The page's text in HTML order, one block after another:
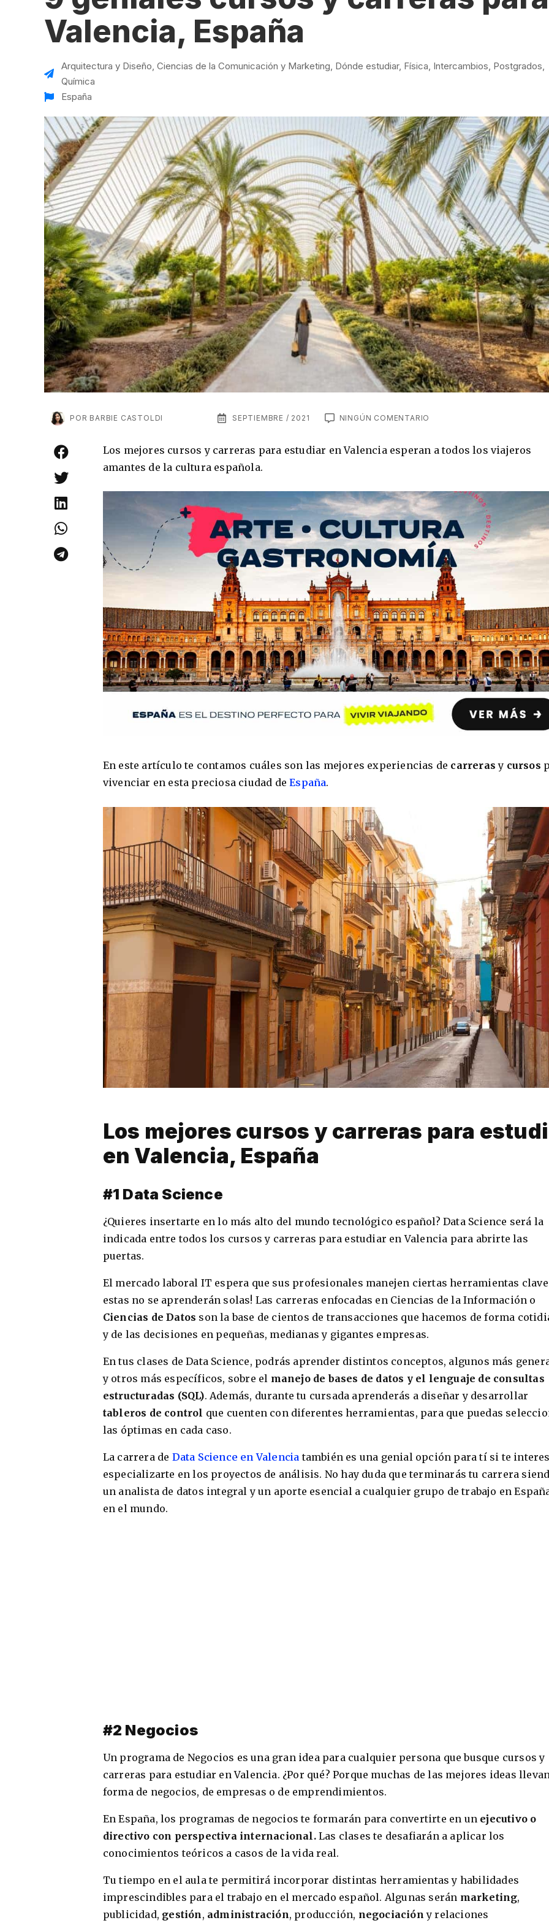
Working Holidays
Malta
Reino Unido
VER TODAS LAS EXPERIENCIAS Estudia Business en Auckland
Estudia
Valencia, España
Arquitectura y Diseño, Ciencias de la Comunicación y Marketing, Dónde estudiar, Física, Intercambios, Postgrados,
Química
España
POR BARBIE CASTOLDI SEPTIEMBRE / 2021 NINGÚN COMENTARIO
Los mejores cursos y carreras para estudiar en Valencia esperan a todos los viajeros
amantes de la cultura española.
En este artículo te contamos cuáles son las mejores experiencias de carreras y cursos
vivenciar en esta preciosa ciudad deEspaña.
Los mejores cursos y carreras para
en Valencia, España
#1 Data Science
¿Quieres insertarte en lo más alto del mundo tecnológico español? Data Science será la
indicada entre todos los cursos y carreras para estudiar en Valencia para abrirte las
puertas.
El mercado laboral IT espera que sus profesionales manejen ciertas herramientas
estas no se aprenderán solas! Las carreras enfocadas en Ciencias de la Información o
Ciencias de Datos son la base de cientos de transacciones que hacemos de forma
y de las decisiones en pequeñas, medianas y gigantes empresas.
En tus clases de Data Science, podrás aprender distintos conceptos, algunos más
y otros más específicos, sobre el manejo de bases de datos y el lenguaje de consultas
estructuradas (SQL). Además, durante tu cursada aprenderás a diseñar y desarrollar
tableros de control que cuenten con diferentes herramientas, para que puedas
las óptimas en cada caso.
La carrera de Data Science en Valencia también es una genial opción para tí si te
especializarte en los proyectos de análisis. No hay duda que terminarás tu carrera
un analista de datos integral y un aporte esencial a cualquier grupo de trabajo en
en el mundo.
#2 Negocios
Un programa de Negocios es una gran idea para cualquier persona que busque cursos y
carreras para estudiar en Valencia. ¿Por qué? Porque muchas de las mejores ideas
forma de negocios, de empresas o de emprendimientos.
En España, los programas de negocios te formarán para convertirte en un ejecutivo o
directivo con perspectiva internacional.Las clases te desafiarán a aplicar los
conocimientos teóricos a casos de la vida real.
Tu tiempo en el aula te permitirá incorporar distintas herramientas y habilidades
imprescindibles para el trabajo en el mercado español. Algunas serán marketing,
publicidad, gestión , administración, producción, negociacióny relaciones